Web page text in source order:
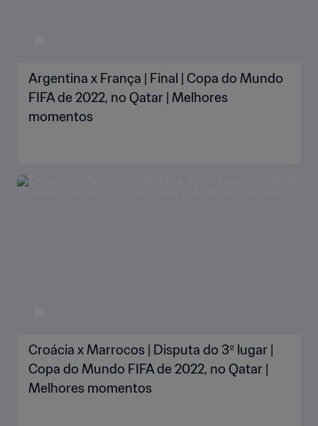
Argentina x França | Final | Copa do Mundo
FIFA de 2022, no Qatar | Melhores
momentos
Croácia x Marrocos | Disputa do 3º lugar |
Copa do Mundo FIFA de 2022, no Qatar |
Melhores momentos